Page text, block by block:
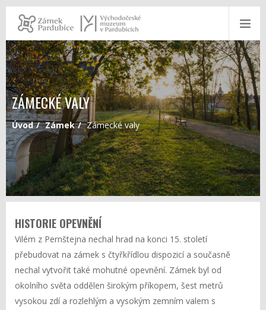
ZÁMECKÉ VALY
Úvod Zámek Zámecké valy
HISTORIE OPEVNĚNÍ
Vilém z Pernštejna nechal hrad na konci 15. století
přebudovat na zámek s čtyřkřídlou dispozicí a současně
nechal vytvořit také mohutné opevnění. Zámek byl od
okolního světa oddělen širokým příkopem, šest metrů
vysokou zdí a rozlehlým a vysokým zemním valem s